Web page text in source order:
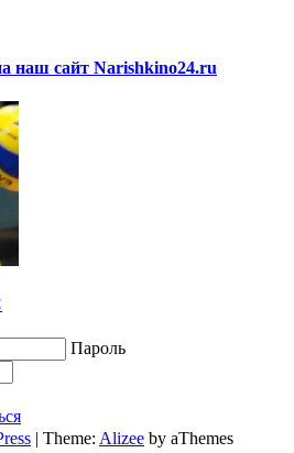
наш сайт Narishkino24.ru
Пароль
| Theme: Alizee by aThemes